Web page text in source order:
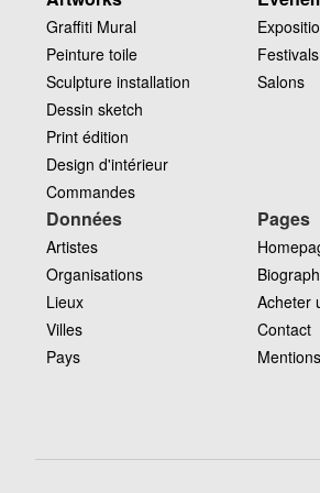
Graffiti Mural
Peinture toile
Sculpture installation
Dessin sketch
Print édition
Design d'intérieur
Commandes
Festivals
Salons
Données
Artistes
Organisations
Lieux
Villes
Pays
Pages
Acheter
Contact